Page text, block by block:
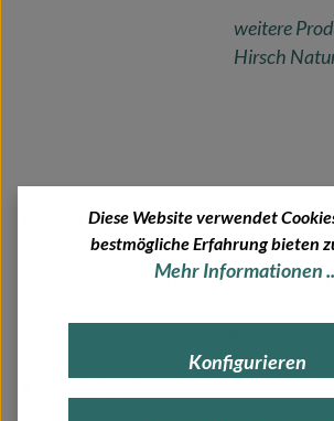
weitere
Hirsch
Fragen zum Artikel?
Sie haben Fragen zu diesem Artikel? Wir
Diese Website verwendet
bestmögliche Erfahrung bieten
Mehr Informationen
Konfigurieren